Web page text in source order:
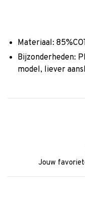
Materiaal:
Bijzonderheden:
model, liever
Jouw